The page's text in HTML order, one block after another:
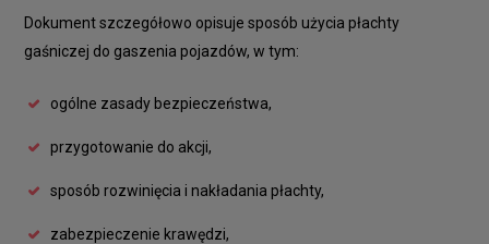
Dokument szczegółowo opisuje sposób użycia płachty
gaśniczej do gaszenia pojazdów, w tym:
ogólne zasady bezpieczeństwa,
przygotowanie do akcji,
sposób rozwinięcia i nakładania płachty,
zabezpieczenie krawędzi,